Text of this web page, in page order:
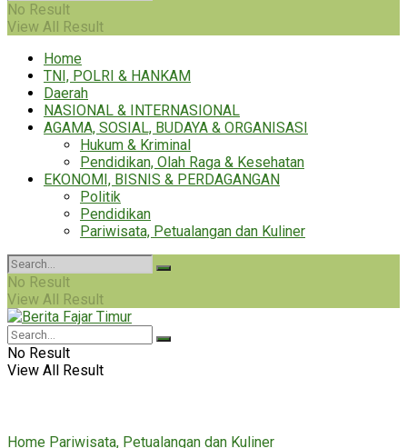
No Result
View All Result
Home
TNI, POLRI & HANKAM
Daerah
NASIONAL & INTERNASIONAL
AGAMA, SOSIAL, BUDAYA & ORGANISASI
Hukum & Kriminal
Pendidikan, Olah Raga & Kesehatan
EKONOMI, BISNIS & PERDAGANGAN
Politik
Pendidikan
Pariwisata, Petualangan dan Kuliner
No Result
View All Result
No Result
View All Result
Home Pariwisata, Petualangan dan Kuliner